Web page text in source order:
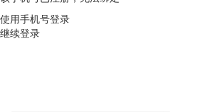
使用手机号登录
继续登录